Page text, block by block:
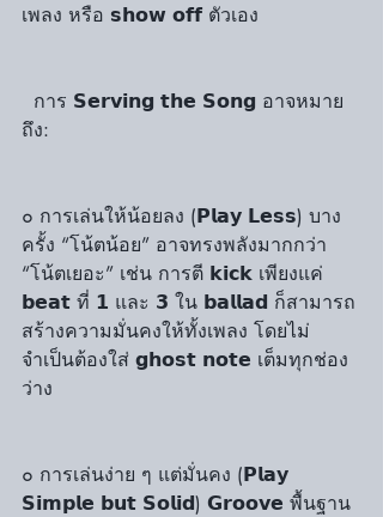
เพลง หรือ 𝘀𝗵𝗼𝘄 𝗼𝗳𝗳 ตัวเอง
การ 𝗦𝗲𝗿𝘃𝗶𝗻𝗴 𝘁𝗵𝗲 𝗦𝗼𝗻𝗴 อาจหมาย
ถึง:
๐ การเล่นให้น้อยลง (𝗣𝗹𝗮𝘆 𝗟𝗲𝘀𝘀) บาง
ครั้ง “โน้ตน้อย” อาจทรงพลังมากกว่า
“โน้ตเยอะ” เช่น การตี 𝗸𝗶𝗰𝗸 เพียงแค่
𝗯𝗲𝗮𝘁 ที่ 𝟭 และ 𝟯 ใน 𝗯𝗮𝗹𝗹𝗮𝗱 ก็สามารถ
สร้างความมั่นคงให้ทั้งเพลง โดยไม่
จำเป็นต้องใส่ 𝗴𝗵𝗼𝘀𝘁 𝗻𝗼𝘁𝗲 เต็มทุกช่อง
ว่าง
๐ การเล่นง่าย ๆ แต่มั่นคง (𝗣𝗹𝗮𝘆
𝗦𝗶𝗺𝗽𝗹𝗲 𝗯𝘂𝘁 𝗦𝗼𝗹𝗶𝗱) 𝗚𝗿𝗼𝗼𝘃𝗲 พื้นฐาน